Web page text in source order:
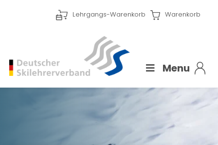
Lehrgangs-Warenkorb Warenkorb
Menu